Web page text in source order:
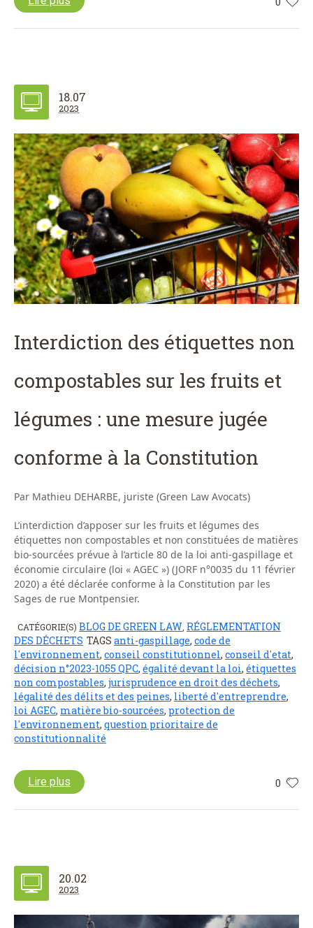
18.07
2023
Interdiction des étiquettes non
compostables sur les fruits et
légumes : une mesure jugée
conforme à la Constitution
Par Mathieu DEHARBE, juriste (Green Law Avocats)
L’interdiction d’apposer sur les fruits et légumes des
étiquettes non compostables et non constituées de matières
bio-sourcées prévue à l’article 80 de la loi anti-gaspillage et
économie circulaire (loi « AGEC ») (JORF n°0035 du 11 février
2020) a été déclarée conforme à la Constitution par les
Sages de rue Montpensier.
CATÉGORIE(S) BLOG DE GREEN LAW RÉGLEMENTATION
DES DÉCHETS TAGS anti-gaspillage, code de
l'environnement, conseil constitutionnel, conseil d'etat,
décision n°2023-1055 QPC, égalité devant la loi, étiquettes
non compostables, jurisprudence en droit des déchets,
légalité des délits et des peines, liberté d'entreprendre,
loi AGEC, matière bio-sourcées, protection de
l'environnement, question prioritaire de
constitutionnalité
0
Lire plus
20.02
2023